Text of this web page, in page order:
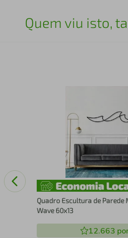
Quem viu isto,
Quadro Escultura de Parede
Wave 60x13
12.663